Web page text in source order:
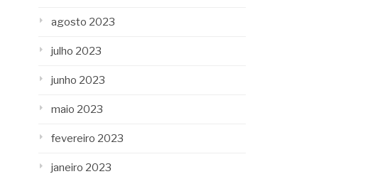
agosto 2023
julho 2023
junho 2023
maio 2023
fevereiro 2023
janeiro 2023